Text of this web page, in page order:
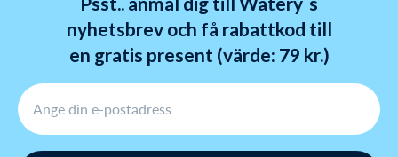
nyhetsbrev och få rabattkod till
en gratis present (värde: 79 kr.)